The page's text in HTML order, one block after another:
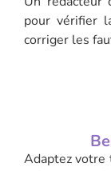
pour vérifier
corriger les
Adaptez votre